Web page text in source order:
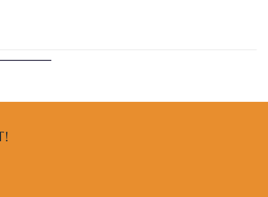
Zubereitung: Zur Herstellung einer Trinknahrung eine oder
complete einfach in warme und kalte Speisen oder Getränke
Milch)), Mineralstoffe (Kaliumcitrat, Kaliumchlorid,
Kupfergluconat, Mangansulfat, Natriummolybdat, Ka-
(C, E, Pantothensäure, Niacin, B1, B6, B2, A, Folsäure, K, Biotin,